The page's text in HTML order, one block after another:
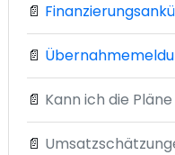
📄
📄
📄 Kann ich die
📄